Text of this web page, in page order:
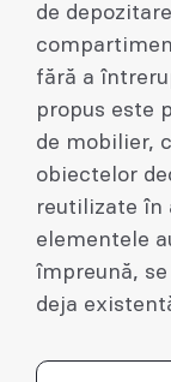
de
fără a
propus este
de mobilier,
obiectelor
reutilizate în
elementele
împreună,
deja